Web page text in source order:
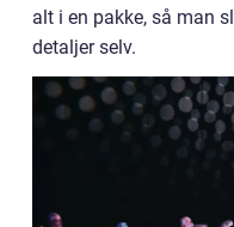
alt i en pakke, så man
detaljer selv.